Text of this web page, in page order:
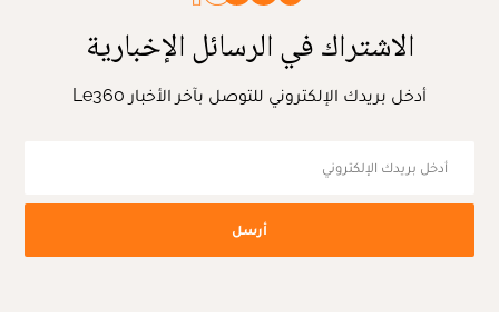
الاشتراك في الرسائل الإخبارية
أدخل بريدك الإلكتروني للتوصل بآخر الأخبار Le360
أرسل